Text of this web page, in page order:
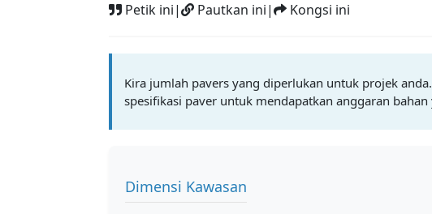
Petik ini| Pautkan ini| Kongsi ini
Kira jumlah pavers yang diperlukan untuk projek
spesifikasi paver untuk mendapatkan anggaran
Dimensi Kawasan